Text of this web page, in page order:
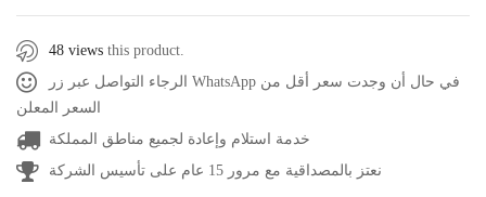
48 views this product.
الرجاء التواصل عبر زر WhatsApp في حال أن وجدت سعر أقل من
السعر المعلن
خدمة استلام وإعادة لجميع مناطق المملكة
نعتز بالمصداقية مع مرور 15 عام على تأسيس الشركة